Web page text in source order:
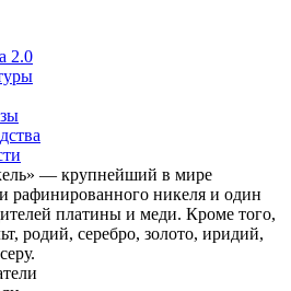
2.0
— крупнейший в мире
рафинированного никеля и один
платины и меди. Кроме того,
родий, серебро, золото, иридий,